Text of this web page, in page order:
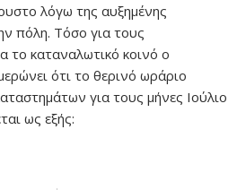
λόγω της αυξημένης
πόλη. Τόσο για τους
το καταναλωτικό κοινό ο
ότι το θερινό ωράριο
για τους μήνες Ιούλιο
ως εξής: